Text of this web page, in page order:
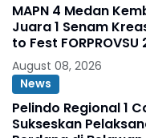
MAPN 4 Medan
Juara 1 Senam Kreasi Umum IOSKI Road
to Fest FORPROVSU
August 08, 2026
News
Pelindo Regional 1
Sukseskan